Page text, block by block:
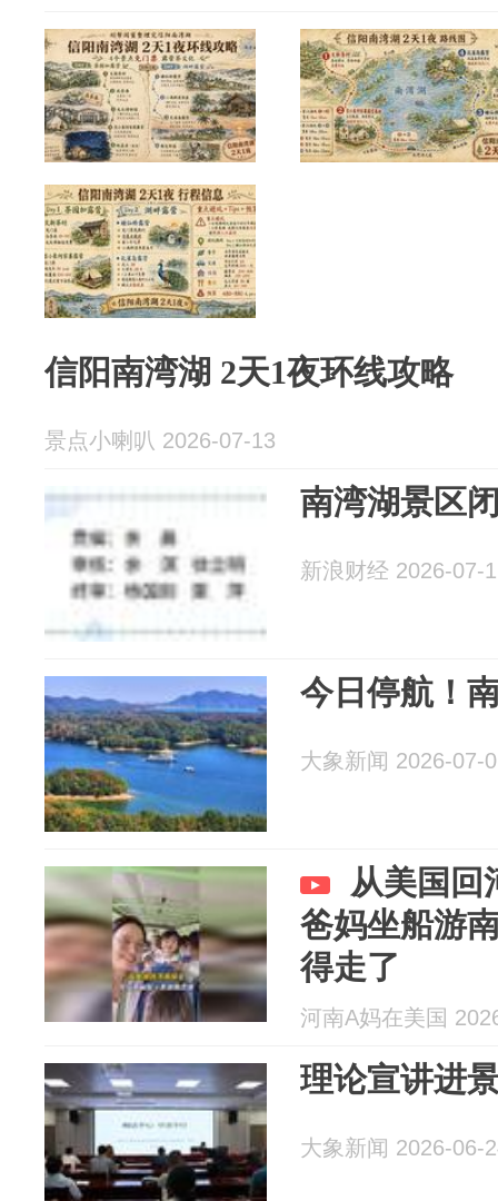
信阳南湾湖 2天1夜环线攻略
景点小喇叭 2026-07-13
南湾湖景区
新浪财经 2026-07-
今日停航！
大象新闻 2026-07-
从美国回
爸妈坐船游
得走了
河南A妈在美国
理论宣讲进
大象新闻 2026-06-